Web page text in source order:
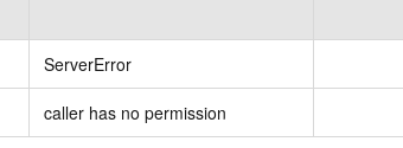
ServerError
caller has no permission